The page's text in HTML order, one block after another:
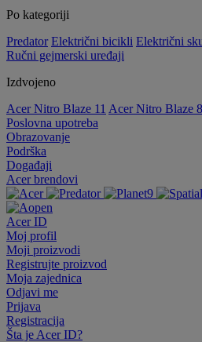
Po kategoriji
Predator Električni bicikli Električni
Ručni gejmerski uređaji
Izdvojeno
Acer Nitro Blaze 11 Acer Nitro Blaze 8
Poslovna upotreba
Obrazovanje
Podrška
Događaji
Acer brendovi
Acer ID
Moj profil
Moji proizvodi
Registrujte proizvod
Moja zajednica
Odjavi me
Prijava
Registracija
Šta je Acer ID?